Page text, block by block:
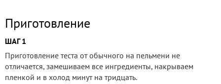
Приготовление
ШАГ 1
Приготовление теста от обычного на пельмени не
отличается, замешиваем все ингредиенты, накрываем
пленкой и в холод минут на тридцать.